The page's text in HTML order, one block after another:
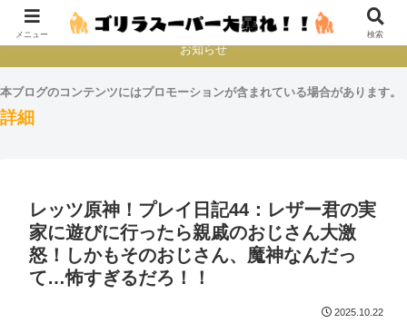
本とか映画とかゲームプレイとか
お知らせ
本ブログのコンテンツにはプロモーションが含まれている場合があります。
詳細
レッツ原神！プレイ日記44：レザー君の実
家に遊びに行ったら親戚のおじさん大激
怒！しかもそのおじさん、魔神なんだっ
て…怖すぎるだろ！！
2025.10.22
メニュー 検索